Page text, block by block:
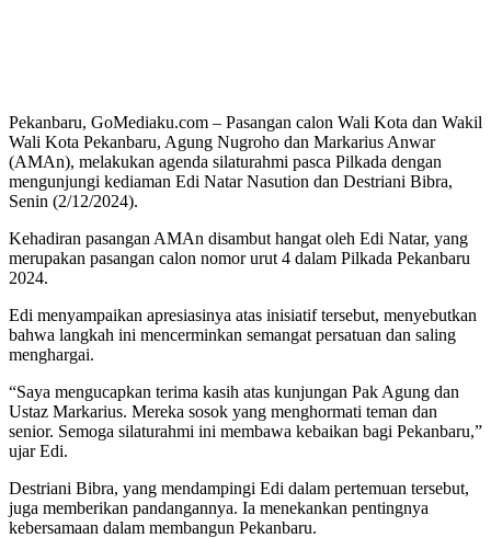
Pekanbaru, GoMediaku.com – Pasangan calon Wali Kota dan Wakil
Wali Kota Pekanbaru, Agung Nugroho dan Markarius Anwar
(AMAn), melakukan agenda silaturahmi pasca Pilkada dengan
mengunjungi kediaman Edi Natar Nasution dan Destriani Bibra,
Senin (2/12/2024).
Kehadiran pasangan AMAn disambut hangat oleh Edi Natar, yang
merupakan pasangan calon nomor urut 4 dalam Pilkada Pekanbaru
2024.
Edi menyampaikan apresiasinya atas inisiatif tersebut, menyebutkan
bahwa langkah ini mencerminkan semangat persatuan dan saling
menghargai.
“Saya mengucapkan terima kasih atas kunjungan Pak Agung dan
Ustaz Markarius. Mereka sosok yang menghormati teman dan
senior. Semoga silaturahmi ini membawa kebaikan bagi Pekanbaru,”
ujar Edi.
Destriani Bibra, yang mendampingi Edi dalam pertemuan tersebut,
juga memberikan pandangannya. Ia menekankan pentingnya
kebersamaan dalam membangun Pekanbaru.